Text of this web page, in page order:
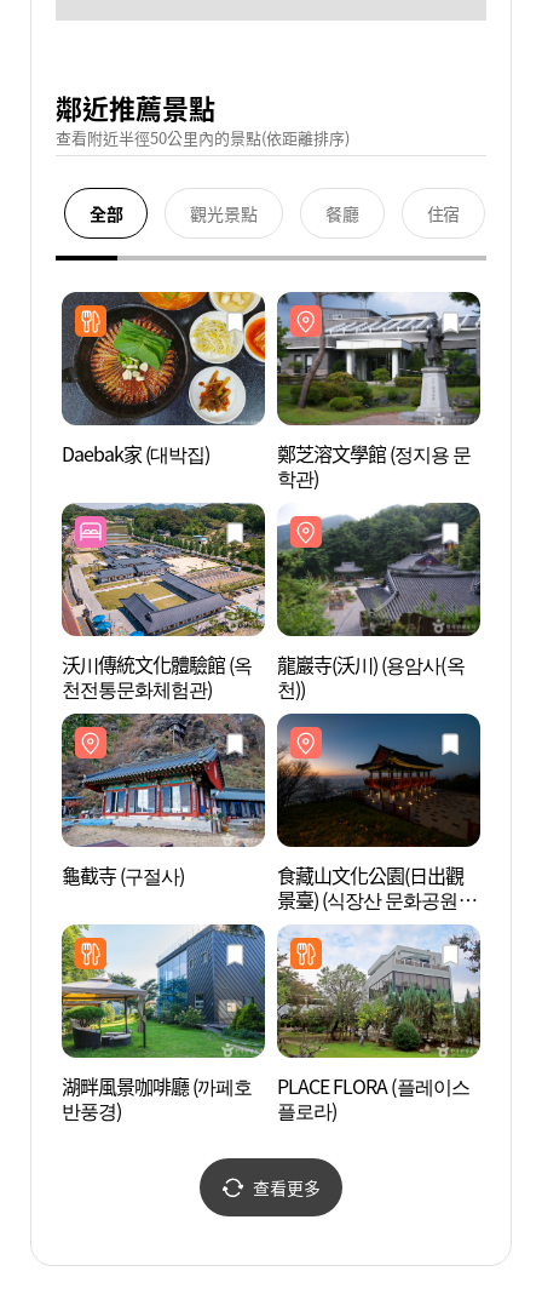
鄰近推薦景點
查看附近半徑50公里內的景點(依距離排序)
全部 觀光景點 餐廳 住宿
Daebak家 (대박집)
鄭芝溶文學館 (정지용 문
학관)
沃川傳統文化體驗館 (옥
천전통문화체험관)
龍巖寺(沃川) (용암사(옥
천))
龜截寺 (구절사)
食藏山文化公園(日出觀
景臺) (식장산 문화공원
(해돋이전망대))
湖畔風景咖啡廳 (까페호
반풍경)
PLACE FLORA (플레이스
플로라)
查看更多